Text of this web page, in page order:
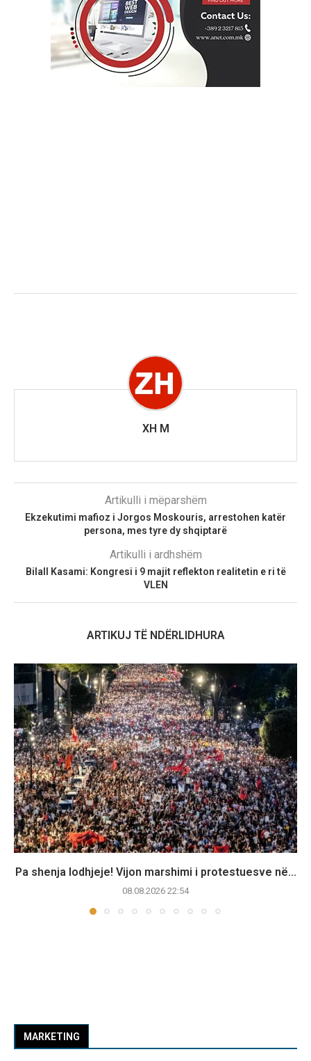
XH M
Artikulli i mëparshëm
Ekzekutimi mafioz i Jorgos Moskouris, arrestohen katër
persona, mes tyre dy shqiptarë
Artikulli i ardhshëm
Bilall Kasami: Kongresi i 9 majit reflekton realitetin e ri të
VLEN
ARTIKUJ TË NDËRLIDHURA
Pa shenja lodhjeje! Vijon marshimi i protestuesve në...
08.08.2026 22:54
MARKETING